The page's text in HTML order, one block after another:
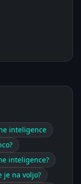
inteligence
inteligence?
je na voljo?